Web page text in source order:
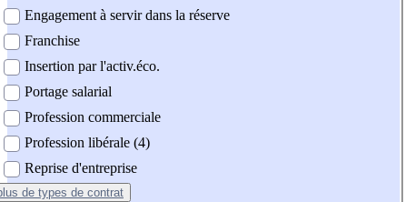
Engagement à servir dans la réserve
Franchise
Insertion par l'activ.éco.
Portage salarial
Profession commerciale
Profession libérale (4)
Reprise d'entreprise
de types de contrat